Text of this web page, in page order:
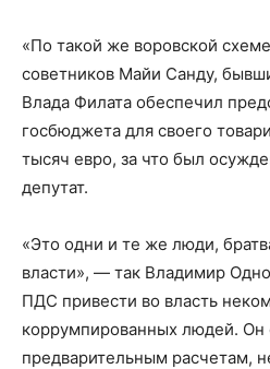
«По такой же воровской
советников Майи Санду,
Влада Филата обеспечил
госбюджета для своего
тысяч евро, за что был
депутат.
«Это одни и те же люди,
власти», — так Владимир
ПДС привести во власть
коррумпированных людей. Он
предварительным расчетам,